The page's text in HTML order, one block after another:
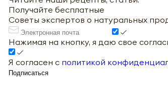
Получайте бесплатные
Советы экспертов о натуральных
Нажимая на кнопку, я даю свое
Я согласен с политикой
Подписаться